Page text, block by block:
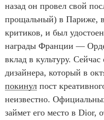
назад он провел свой
прощальный) в Париже,
критиков, и был
награды Франции —
вклад в культуру.
дизайнера, который в
покинул пост
неизвестно.
займет его место в Dior,